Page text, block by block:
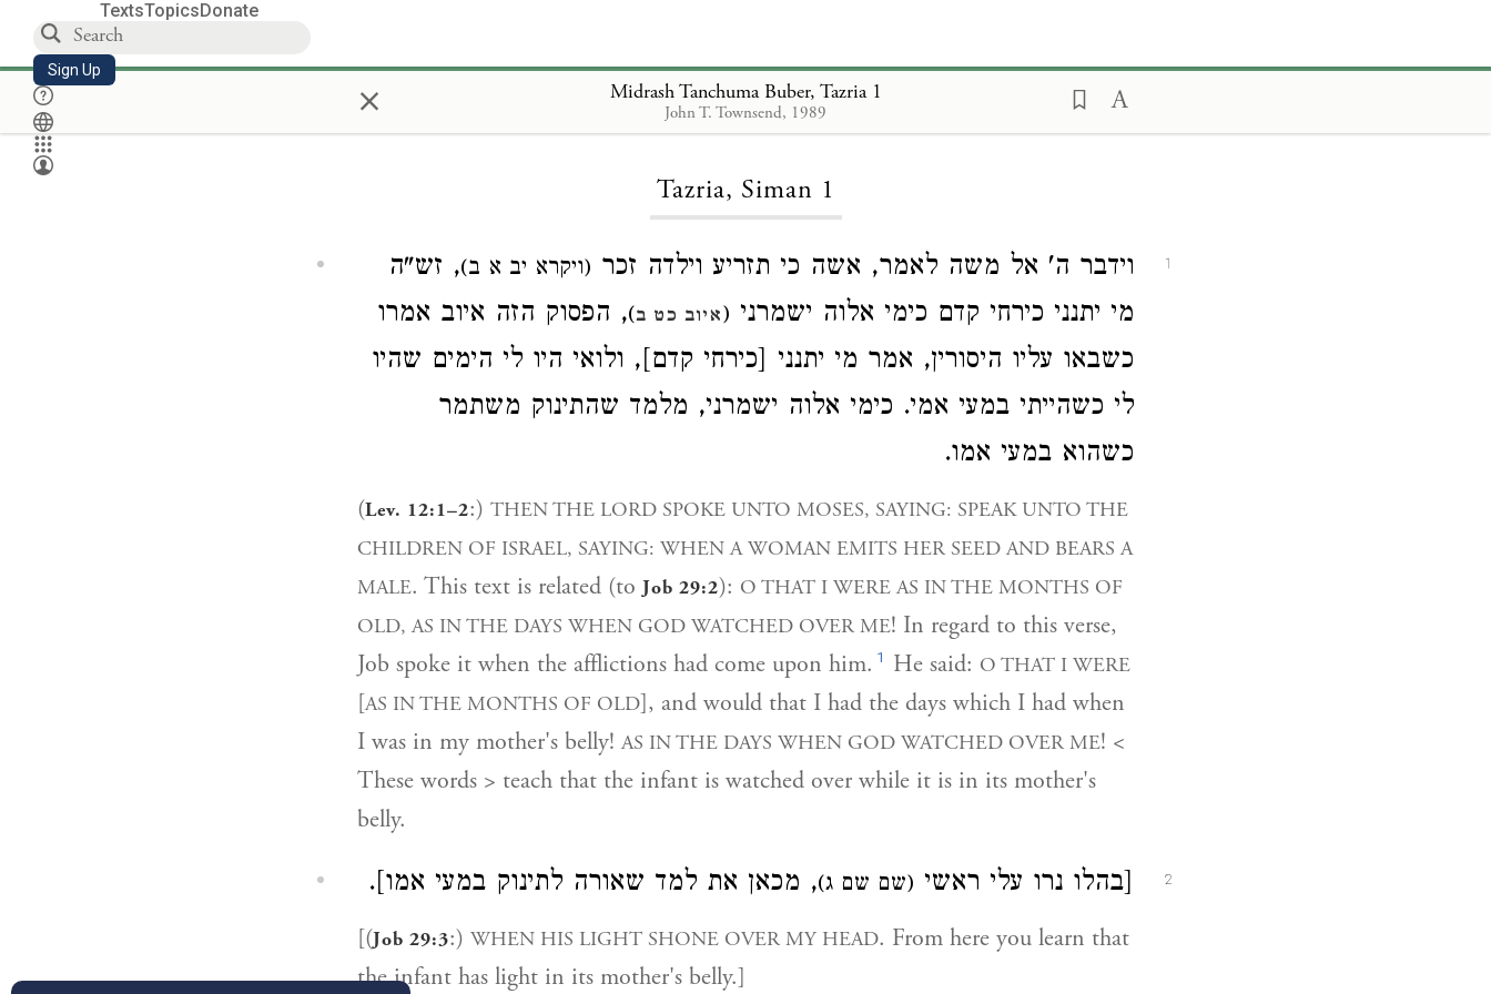
TextsTopicsDonate
Sign Up × Midrash Tanchuma Buber, Tazria 1
John T. Townsend, 1989
Loading...
Tazria, Siman 1
1 וידבר ה' אל משה לאמר, אשה כי תזריע וילדה זכר (ויקרא יב א ב), זש"ה
מי יתנני כירחי קדם כימי אלוה ישמרני (איוב כט ב), הפסוק הזה איוב אמרו
כשבאו עליו היסורין, אמר מי יתנני [כירחי קדם], ולואי היו לי הימים שהיו
לי כשהייתי במעי אמי. כימי אלוה ישמרני, מלמד שהתינוק משתמר
כשהוא במעי אמו.
(Lev. 12:1–2:) THEN THE LORD SPOKE UNTO MOSES, SAYING: SPEAK UNTO THE
CHILDREN OF ISRAEL, SAYING: WHEN A WOMAN EMITS HER SEED AND BEARS A
MALE. This text is related (toJob 29:2): O THAT I WERE AS IN THE MONTHS OF
OLD, AS IN THE DAYS WHEN GOD WATCHED OVER ME! In regard to this verse,
Job spoke it when the afflictions had come upon him. 1 He said: O THAT I WERE
[AS IN THE MONTHS OF OLD], and would that I had the days which I had when
I was in my mother's belly!AS IN THE DAYS WHEN GOD WATCHED OVER ME! <
These words > teach that the infant is watched over while it is in its mother's
belly.
2 [בהלו נרו עלי ראשי (שם שם ג), מכאן את למד שאורה לתינוק במעי אמו].
[(Job 29:3:) WHEN HIS LIGHT SHONE OVER MY HEAD. From here you learn that
the infant has light in its mother's belly.]